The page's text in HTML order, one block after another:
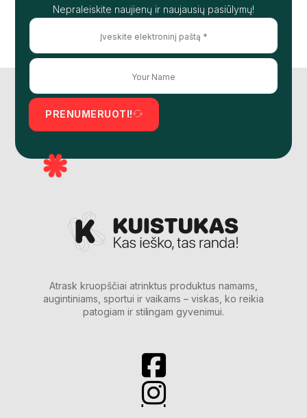
Nepraleiskite naujienų ir naujausių pasiūlymų!
PRENUMERUOTI!
Atrask kruopščiai atrinktus produktus namams,
augintiniams, sportui ir vaikams – viskas, ko reikia
patogiam ir stilingam gyvenimui.